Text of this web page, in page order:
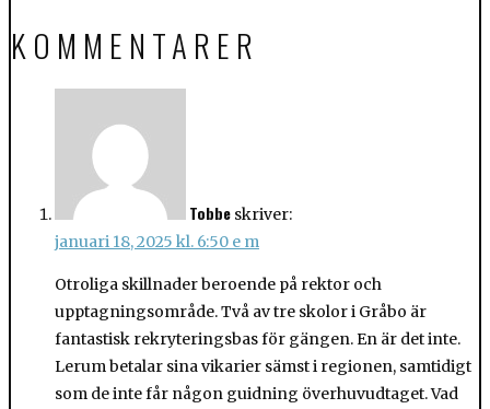
KOMMENTARER
Tobbe skriver:
januari 18, 2025 kl. 6:50 e m
Otroliga skillnader beroende på rektor och
upptagningsområde. Två av tre skolor i Gråbo är
fantastisk rekryteringsbas för gängen. En är det inte.
Lerum betalar sina vikarier sämst i regionen, samtidigt
som de inte får någon guidning överhuvudtaget. Vad